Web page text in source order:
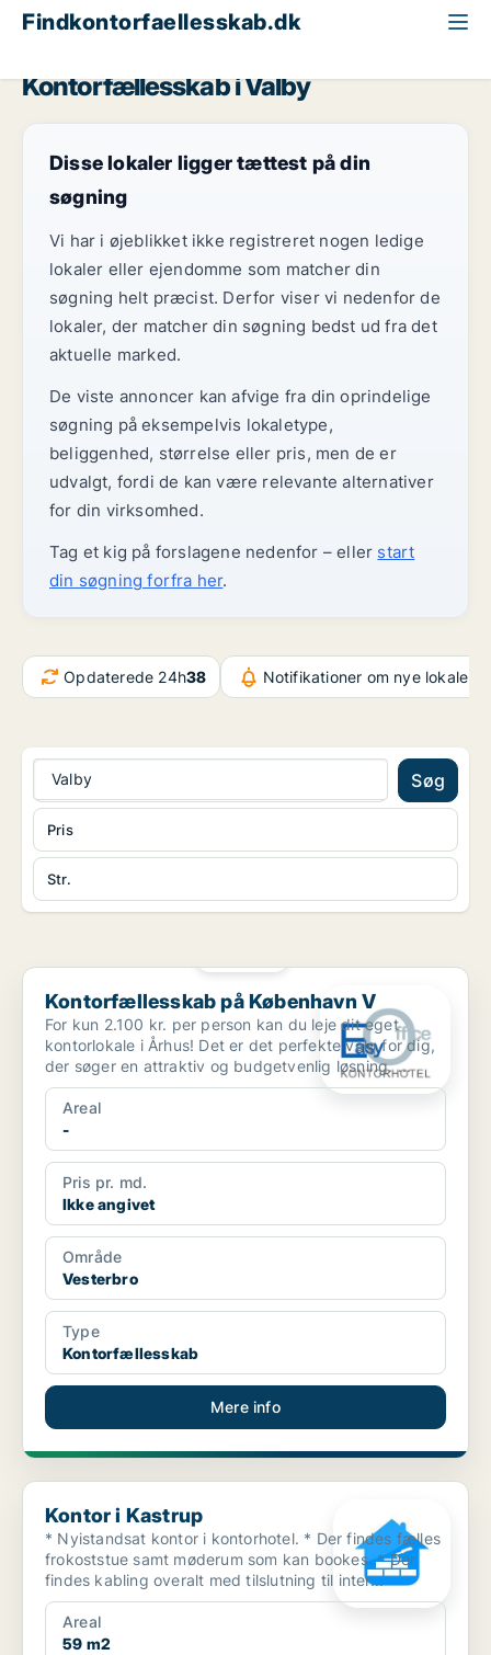
Findkontorfaellesskab.dk
Kontorfællesskab i Valby
Disse lokaler ligger tættest på din
søgning
Vi har i øjeblikket ikke registreret nogen ledige
lokaler eller ejendomme som matcher din
søgning helt præcist. Derfor viser vi nedenfor de
lokaler, der matcher din søgning bedst ud fra det
aktuelle marked.
De viste annoncer kan afvige fra din oprindelige
søgning på eksempelvis lokaletype,
beliggenhed, størrelse eller pris, men de er
udvalgt, fordi de kan være relevante alternativer
for din virksomhed.
Tag et kig på forslagene nedenfor – eller start
din søgning forfra her.
Opdaterede 24h38 Notifikationer om nye lokaler
Valby Søg
Str.
Pris
Kontorfællesskab på København V
Kontorfællesskab på København V
For kun 2.100 kr. per person kan du leje dit eget
kontorlokale i Århus! Det er det perfekte valg for dig,
der søger en attraktiv og budgetvenlig løsning. ...
Areal
-
Pris pr. md.
Ikke angivet
Område
Vesterbro
Type
Kontorfællesskab
Mere info
Kontor i Kastrup
Kontor i Kastrup
* Nyistandsat kontor i kontorhotel. * Der findes fælles
frokoststue samt møderum som kan bookes. * Der
findes kabling overalt med tilslutning til inter...
Areal
59 m2